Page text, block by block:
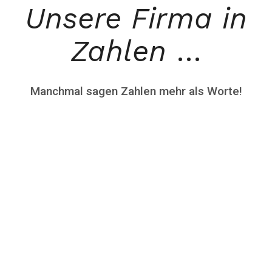
Unsere Firma in
Zahlen …
Manchmal sagen Zahlen mehr als Worte!